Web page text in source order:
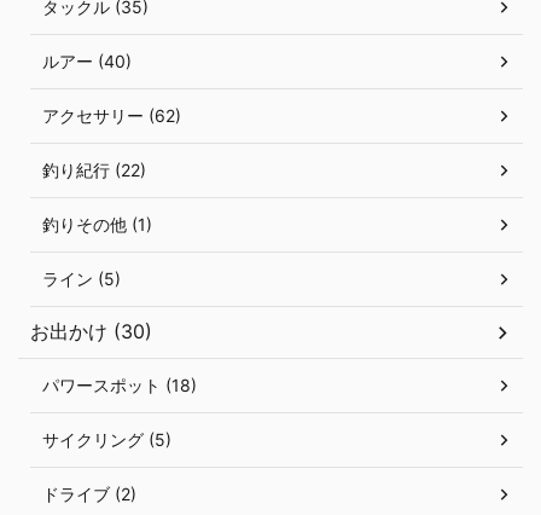
タックル (35)
ルアー (40)
アクセサリー (62)
釣り紀行 (22)
釣りその他 (1)
ライン (5)
お出かけ (30)
パワースポット (18)
サイクリング (5)
ドライブ (2)